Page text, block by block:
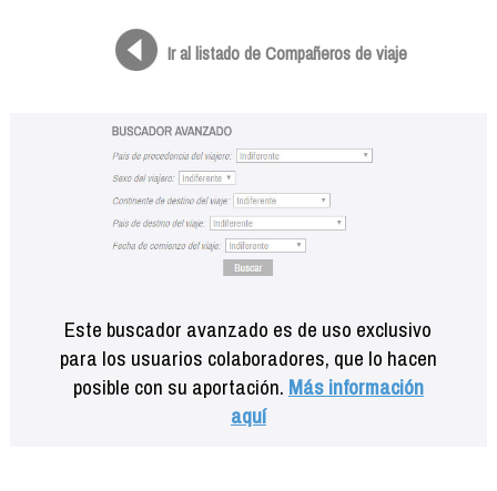
Ir al listado de Compañeros de viaje
Este buscador avanzado es de uso exclusivo
para los usuarios colaboradores, que lo hacen
posible con su aportación. Más información
aquí